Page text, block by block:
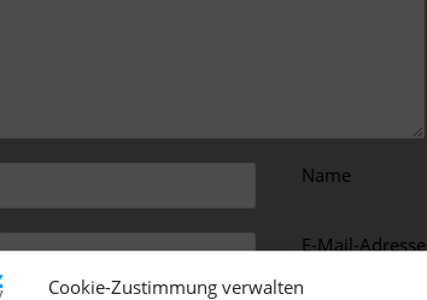
Cookie-Zustimmung verwalten
Name
E-Mail-Adresse